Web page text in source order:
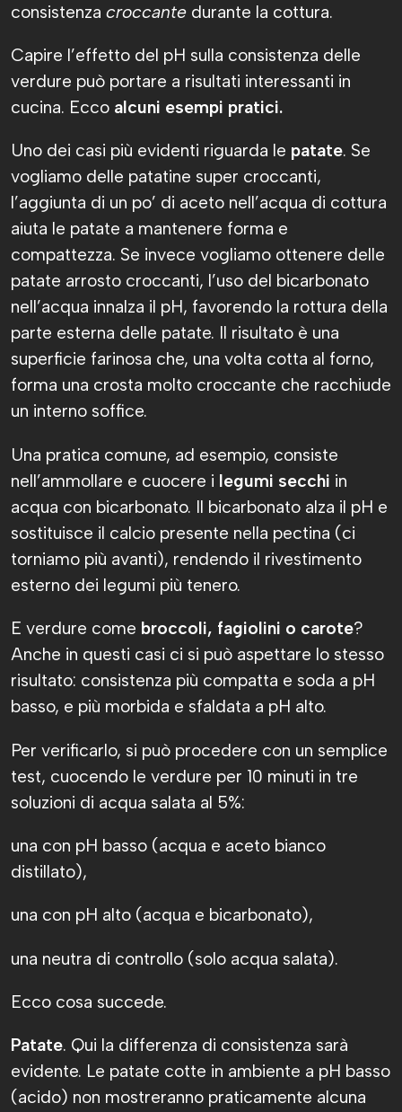
consistenza croccante durante la cottura.
Capire l’effetto del pH sulla consistenza delle
verdure può portare a risultati interessanti in
cucina. Ecco alcuni esempi pratici.
Uno dei casi più evidenti riguarda le patate. Se
vogliamo delle patatine super croccanti,
l’aggiunta di un po’ di aceto nell’acqua di cottura
aiuta le patate a mantenere forma e
compattezza. Se invece vogliamo ottenere delle
patate arrosto croccanti, l’uso del bicarbonato
nell’acqua innalza il pH, favorendo la rottura della
parte esterna delle patate. Il risultato è una
superficie farinosa che, una volta cotta al forno,
forma una crosta molto croccante che racchiude
un interno soffice.
Una pratica comune, ad esempio, consiste
nell’ammollare e cuocere i legumi secchi in
acqua con bicarbonato. Il bicarbonato alza il pH e
sostituisce il calcio presente nella pectina (ci
torniamo più avanti), rendendo il rivestimento
esterno dei legumi più tenero.
E verdure come broccoli, fagiolini o carote?
Anche in questi casi ci si può aspettare lo stesso
risultato: consistenza più compatta e soda a pH
basso, e più morbida e sfaldata a pH alto.
Per verificarlo, si può procedere con un semplice
test, cuocendo le verdure per 10 minuti in tre
soluzioni di acqua salata al 5%:
una con pH basso (acqua e aceto bianco
distillato),
una con pH alto (acqua e bicarbonato),
una neutra di controllo (solo acqua salata).
Ecco cosa succede.
Patate. Qui la differenza di consistenza sarà
evidente. Le patate cotte in ambiente a pH basso
(acido) non mostreranno praticamente alcuna